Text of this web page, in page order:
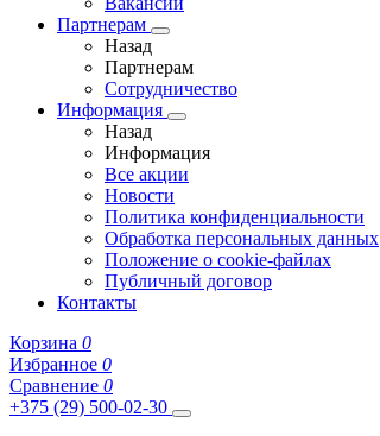
Партнерам
Назад
Партнерам
Сотрудничество
Информация
Назад
Информация
Все акции
Новости
Политика конфиденциальности
Обработка персональных данных
Положение о cookie-файлах
Публичный договор
Контакты
Корзина 0
Избранное 0
Сравнение 0
+375 (29) 500-02-30